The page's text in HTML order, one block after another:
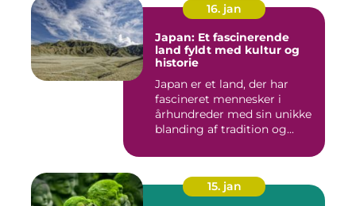
16. jan
Japan: Et fascinerende
land fyldt med kultur og
historie
Japan er et land, der har
fascineret mennesker i
århundreder med sin unikke
blanding af tradition og...
15. jan